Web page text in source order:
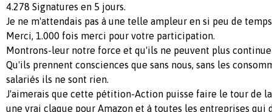
4.278 Signatures en 5 jours.
Je ne m'attendais pas à une telle ampleur en si peu de
Merci, 1.000 fois merci pour votre participation.
Montrons-leur notre force et qu'ils ne peuvent plus
Qu'ils prennent consciences que sans nous, sans les
salariés ils ne sont rien.
J'aimerais que cette pétition-Action puisse faire le tour de
une vrai claque pour Amazon et à toutes les entreprises qui